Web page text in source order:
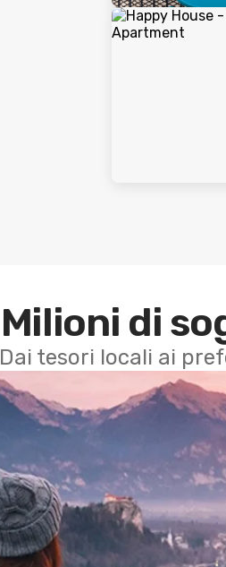
Milioni di
Dai tesori locali ai